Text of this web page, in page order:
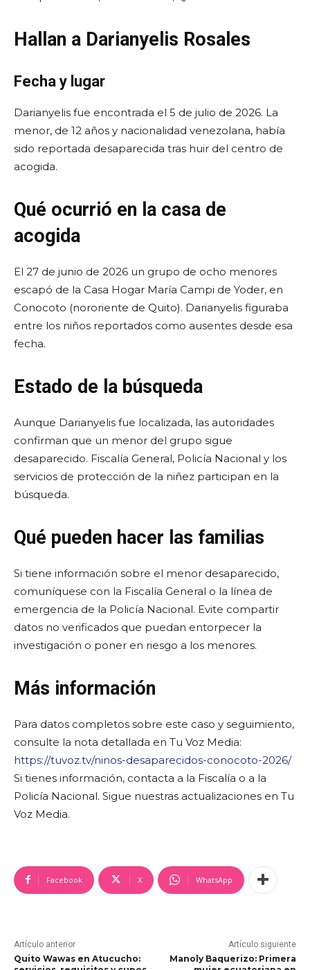
Hallan a Darianyelis Rosales
Fecha y lugar
Darianyelis fue encontrada el 5 de julio de 2026. La
menor, de 12 años y nacionalidad venezolana, había
sido reportada desaparecida tras huir del centro de
acogida.
Qué ocurrió en la casa de
acogida
El 27 de junio de 2026 un grupo de ocho menores
escapó de la Casa Hogar María Campi de Yoder, en
Conocoto (nororiente de Quito). Darianyelis figuraba
entre los niños reportados como ausentes desde esa
fecha.
Estado de la búsqueda
Aunque Darianyelis fue localizada, las autoridades
confirman que un menor del grupo sigue
desaparecido. Fiscalía General, Policía Nacional y los
servicios de protección de la niñez participan en la
búsqueda.
Qué pueden hacer las familias
Si tiene información sobre el menor desaparecido,
comuníquese con la Fiscalía General o la línea de
emergencia de la Policía Nacional. Evite compartir
datos no verificados que puedan entorpecer la
investigación o poner en riesgo a los menores.
Más información
Para datos completos sobre este caso y seguimiento,
consulte la nota detallada en Tu Voz Media:
https://tuvoz.tv/ninos-desaparecidos-conocoto-2026/
Si tienes información, contacta a la Fiscalía o a la
Policía Nacional. Sigue nuestras actualizaciones en Tu
Voz Media.
Facebook X WhatsApp
Artículo anterior
Quito Wawas en Atucucho:
Artículo siguiente
Manoly Baquerizo: Primera